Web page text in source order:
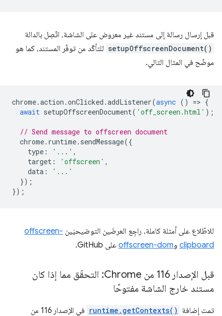
قبل إرسال رسالة إلى مستند غير معروض على الشاشة، اتّصِل بالدالة
setupOffscreenDocument() للتأكّد من توفّر المستند، كما هو
موضّح في المثال التالي.
chrome.action .onClicked .addListener(async () => {
await setupOffscreenDocument( 'off_screen.html' );
// Send message to offscreen document
chrome. runtime. sendMessage({
type : '...' ,
target : 'offscreen' ,
data :
'...'
});
});
للاطّلاع على أمثلة كاملة، راجِع العرضَين التوضيحيَين offscreen-
clipboard وoffscreen-dom على GitHub.
قبل الإصدار 116 من Chrome: التحقّق مما إذا كان
مستند خارج الشاشة مفتوحًا
تمت إضافة runtime.getContexts()
في الإصدار 116 من